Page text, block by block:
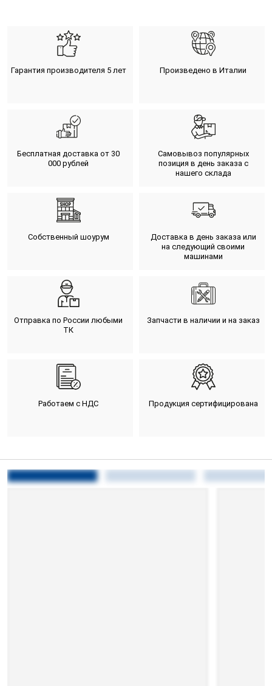
Гарантия производителя 5 лет Произведено в Италии
Бесплатная доставка от 30
000 рублей
Самовывоз популярных
позиция в день заказа с
нашего склада
Собственный шоурум
Доставка в день заказа или
на следующий своими
машинами
Отправка по России любыми
ТК
Запчасти в наличии и на заказ
Работаем с НДС Продукция сертифицирована